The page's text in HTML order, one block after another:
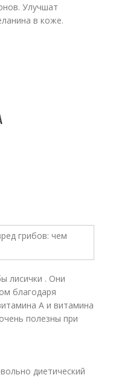
Улучшат
в коже.
лисички . Они
благодаря
А и витамина
полезны при
диетический